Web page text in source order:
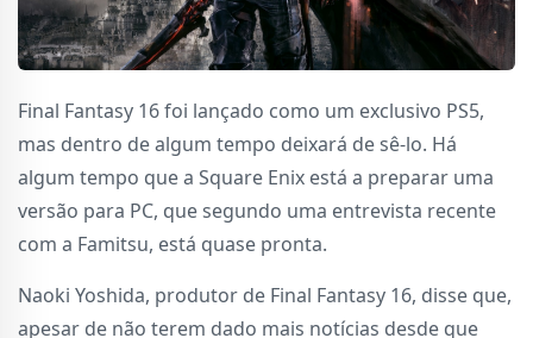
Final Fantasy 16 foi lançado como um exclusivo PS5,
mas dentro de algum tempo deixará de sê-lo. Há
algum tempo que a Square Enix está a preparar uma
versão para PC, que segundo uma entrevista recente
com a Famitsu, está quase pronta.
Naoki Yoshida, produtor de Final Fantasy 16, disse que,
apesar de não terem dado mais notícias desde que